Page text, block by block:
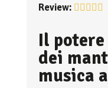
Review:
Il
dei
musica